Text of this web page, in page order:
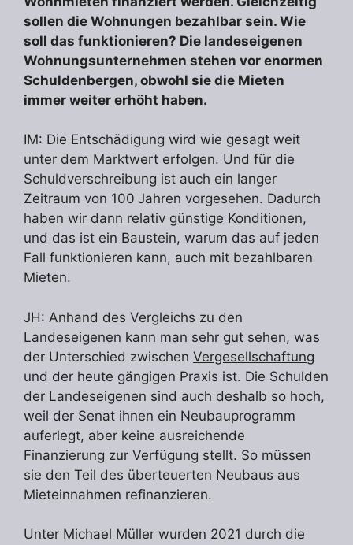
sollen die Wohnungen bezahlbar sein. Wie
soll das funktionieren? Die landeseigenen
Wohnungsunternehmen stehen vor enormen
Schuldenbergen, obwohl sie die Mieten
immer weiter erhöht haben.
IM: Die Entschädigung wird wie gesagt weit
unter dem Marktwert erfolgen. Und für die
Schuldverschreibung ist auch ein langer
Zeitraum von 100 Jahren vorgesehen. Dadurch
haben wir dann relativ günstige Konditionen,
und das ist ein Baustein, warum das auf jeden
Fall funktionieren kann, auch mit bezahlbaren
Mieten.
JH: Anhand des Vergleichs zu den
Landeseigenen kann man sehr gut sehen, was
der Unterschied zwischen Vergesellschaftung
und der heute gängigen Praxis ist. Die Schulden
der Landeseigenen sind auch deshalb so hoch,
weil der Senat ihnen ein Neubauprogramm
auferlegt, aber keine ausreichende
Finanzierung zur Verfügung stellt. So müssen
sie den Teil des überteuerten Neubaus aus
Mieteinnahmen refinanzieren.
Unter Michael Müller wurden 2021 durch die